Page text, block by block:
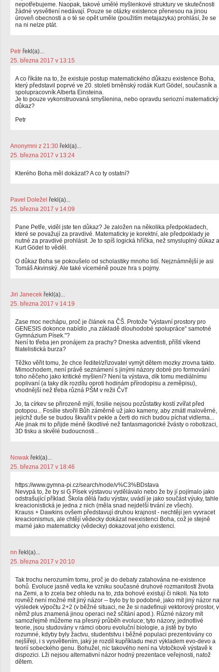
nepotřebujeme. Naopak, takové umělé myšlenkové struktury ve skutečnosti
žádné vysvětlení nedávají. Pouze se otázky existence přenesou na jinou
úroveň obecnosti a o té se opět uměle (použitím metajazyka) prohlásí, že se
na ni nelze ptát.
Petr řekl(a)...
25. března 2017 v 13:15
A co říkáte na to, že existuje postup matematického důkazu existence Boha,
který představil poprvé ve 20. století brněnský rodák Kurt Gödel, současník a
spolupracovník Alberta Einsteina.
Je to pouze vykonstruovaná smyšlenina, nebo opravdu seriozní matematický
důkaz?
Petr
Anonymni z 21:30 řekl(a)...
25. března 2017 v 13:24
Kterého Boha měl dokázat? A co ty ostatní?
Pavel Doležel řekl(a)...
25. března 2017 v 14:09
Pane Petře, viděl jste ten důkaz? Je založen na několika předpokladech,
které se považují za pravdivé. Matematicky je korektní, ale předpoklady je
nutné za pravdivé prohlásit. Je to spíš logická hříčka, než smysluplný důkaz a
Kurt Gödel to věděl.
O důkaz Boha se pokoušelo od scholastiky mnoho lidí. Nejznámnější je asi
Tomáš Akvinský. Ale také víceméně pouze hra s pojmy.
Jiri Janecek řekl(a)...
25. března 2017 v 14:19
Zase moc nechápu, proč je článek na ČŠ. Protože "výstavní prostory pro
GENESIS dokonce nabídlo „na základě dlouhodobé spolupráce“ samotné
Gymnázium Písek."?
Není to třeba jen pronájem za prachy? Dneska adventisti, příští víkend
filatelistická burza?
Těžko věřit tomu, že chce ředitel/zřizovatel vymýt dětem mozky zrovna takto.
Mimochodem, není právě seznámení s jinými názory dobré pro formování
toho něčeho jako kritické myšlení? Není ta výstava, dík tomu mediálnímu
poplivaní (a taky dík rozdílu oproti hodinám přírodopisu a zeměpisu),
vhodnější než třeba různá PŠM v režii ČvT
Jo, ta církev se přirozeně mýlí, fosilie nejsou pozůstatky kostí zvířat před
potopou... Fosílie stvořil Bůh záměrně už jako kameny, aby zmátl malověrné,
jejichž duše se budou škvařit v pekle a čerti do nich budou píchat vidlema...
Ale jinak mi to přijde méně škodlivé než fantasmagorické žvásty o robotizaci,
3D tisku a skvělé budoucnosti...
Nowak řekl(a)...
25. března 2017 v 18:46
https://www.gymna-pi.cz/search/node/v%C3%BDstava
Nevypá to, že by si G Písek výstavou vydělávalo nebo že by jí pojímalo jako
odstrašující příklad. Škola dělá řadu výstav, uvádí je jako součást výuky, tahle
kreacionistická je jedna z nich (měla snad nejdelší trvání ze všech).
Krauss + Dawkins ovšem představují druhou krajnost - nechtějí jen vyvracet
kreacionismus, ale chtějí vědecky dokázat neexistenci Boha, což je stejně
marné jako matematicky (vědecky) dokazovat jeho existenci.
nn řekl(a)...
25. března 2017 v 20:10
Tak trochu nerozumím tomu, proč je do debaty zatahována ne-existence
bohů. Evoluce jasně vedla ke vzniku současné druhové rozmanitosti života
na Zemi, a to zcela bez ohledu na to, zda bohové existují či nikoli. Na toto
rovněž není možné mít jiný názor -- bylo by to podobné, jako mít jiný názor na
výsledek výpočtu 2+2 (v běžné situaci, ne že si nadefinuji vektorový prostor, v
němž plus znamená jinou operaci než sčítání apod.). Různé názory mít
samozřejmě můžeme na přesný průběh evoluce; tyto názory, jednotlivé
teorie, jsou studovány v rámci oboru evoluční biologie, a jistě by bylo
rozumné, kdyby byly žactvu, studentstvu i běžné populaci prezentovány co
nejšířeji, i s vysvětlením, jaký je rozdíl kupříkladu mezi výkladem evo-devo a
teorií sobeckého genu. Bohužel, nic takového není na Votočkově výstavě k
dispozici. Lži nejsou alternativní názor hodný prezentace veřejnosti, natož
dětem.